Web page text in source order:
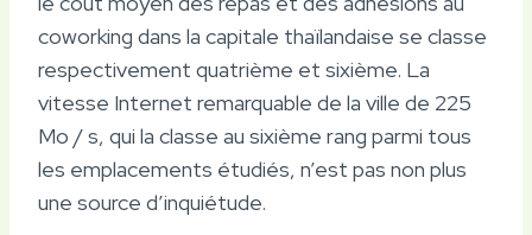
coworking dans la capitale thaïlandaise se classe
respectivement quatrième et sixième. La
vitesse Internet remarquable de la ville de 225
Mo / s, qui la classe au sixième rang parmi tous
les emplacements étudiés, n’est pas non plus
une source d’inquiétude.